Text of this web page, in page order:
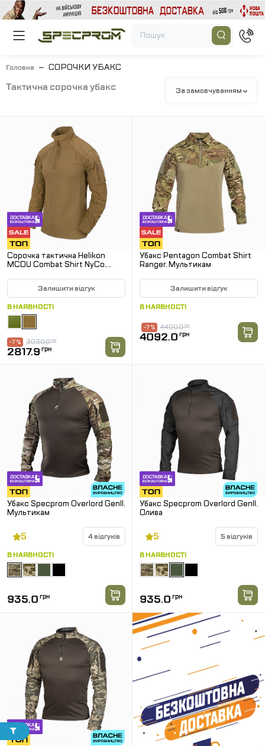
Головна СОРОЧКИ УБАКС
тактична сорочка убакс За замовчуванням
Сорочка тактична Helikon
MCDU Combat Shirt NyCo.
Залишити відгук
В НАЯВНОСТІ
3030.0грн
-7 %
2817.9 грн
Убакс Pentagon Combat Shirt
Ranger. Мультикам
Залишити відгук
В НАЯВНОСТІ
4400.0грн
-7 %
4092.0 грн
Убакс Specprom Overlord GenII.
Мультикам
5 4 відгуків
В НАЯВНОСТІ
935.0 грн
Убакс Specprom Overlord GenII.
Олива
5 5 відгуків
В НАЯВНОСТІ
935.0 грн